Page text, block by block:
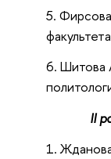
Шитова
II